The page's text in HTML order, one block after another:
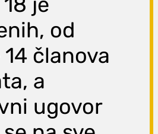
od
članova
a
ugovor